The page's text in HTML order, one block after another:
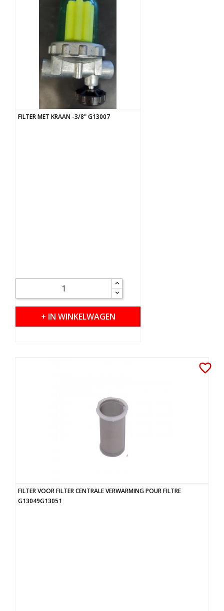
FILTER MET KRAAN -3/8" G13007
+ IN WINKELWAGEN
favorite_border
FILTER VOOR FILTER CENTRALE VERWARMING POUR FILTRE
G13049G13051